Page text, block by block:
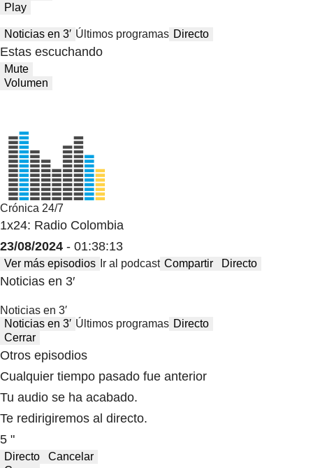
Play
Noticias en 3′ Últimos programas Directo
Estas escuchando
Mute
Volumen
Crónica 24/7
1x24: Radio Colombia
23/08/2024 - 01:38:13
Ver más episodios Ir al podcast Compartir Directo
Noticias en 3′
Noticias en 3′
Noticias en 3′ Últimos programas Directo
Cerrar
Otros episodios
Cualquier tiempo pasado fue anterior
Tu audio se ha acabado.
Te redirigiremos al directo.
5 "
Directo
Cancelar